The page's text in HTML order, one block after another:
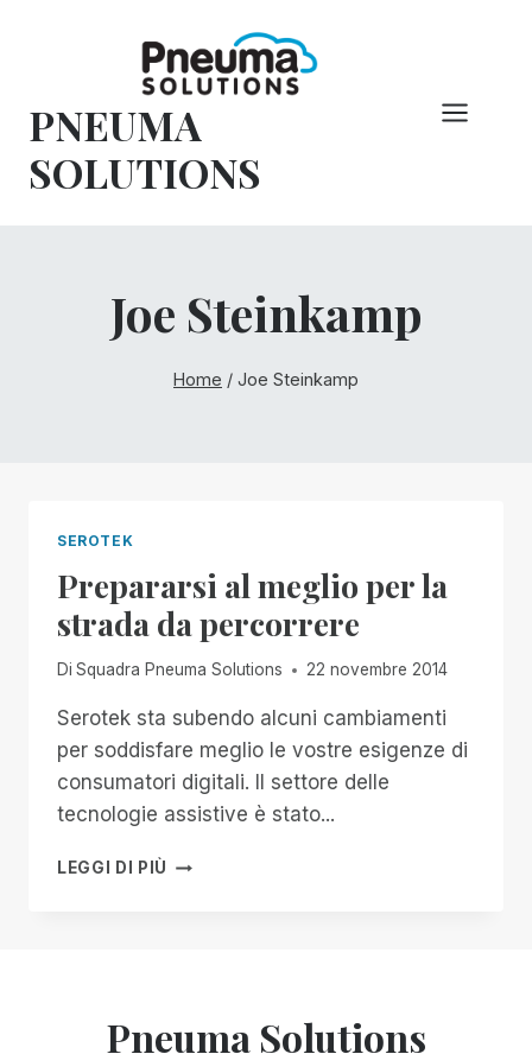
PNEUMA
SOLUTIONS
Joe Steinkamp
Home / Joe Steinkamp
SEROTEK
Prepararsi al meglio per la
strada da percorrere
Di Squadra Pneuma Solutions 22 novembre 2014
Serotek sta subendo alcuni cambiamenti
per soddisfare meglio le vostre esigenze di
consumatori digitali. Il settore delle
tecnologie assistive è stato...
LEGGI DI PIÙ PREPARARSI
PERCORRERE
Pneuma Solutions